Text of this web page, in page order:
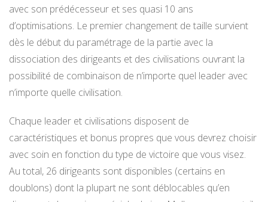
avec son prédécesseur et ses quasi 10 ans
d’optimisations. Le premier changement de taille survient
dès le début du paramétrage de la partie avec la
dissociation des dirigeants et des civilisations ouvrant la
possibilité de combinaison de n’importe quel leader avec
n’importe quelle civilisation.
Chaque leader et civilisations disposent de
caractéristiques et bonus propres que vous devrez choisir
avec soin en fonction du type de victoire que vous visez.
Au total, 26 dirigeants sont disponibles (certains en
doublons) dont la plupart ne sont déblocables qu’en